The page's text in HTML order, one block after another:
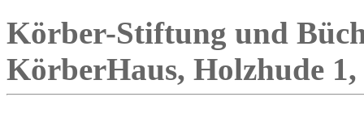
Körber-Stiftung und
KörberHaus, Holzhude